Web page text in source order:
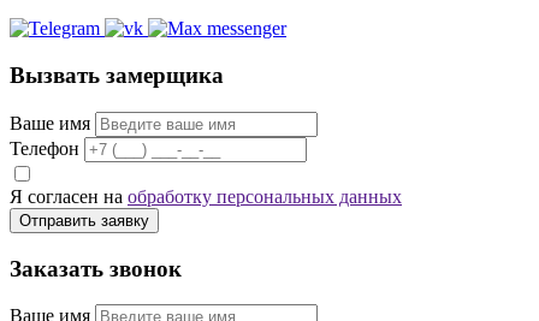
Вызвать замерщика
Ваше имя
Телефон
Я согласен на обработку персональных данных
Отправить заявку
Заказать звонок
Ваше имя